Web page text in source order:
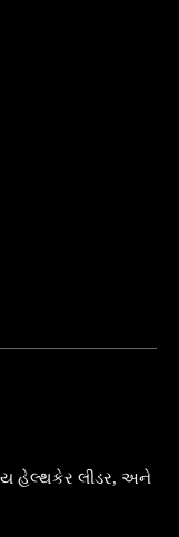
હેલ્થકેર લીડર, અને